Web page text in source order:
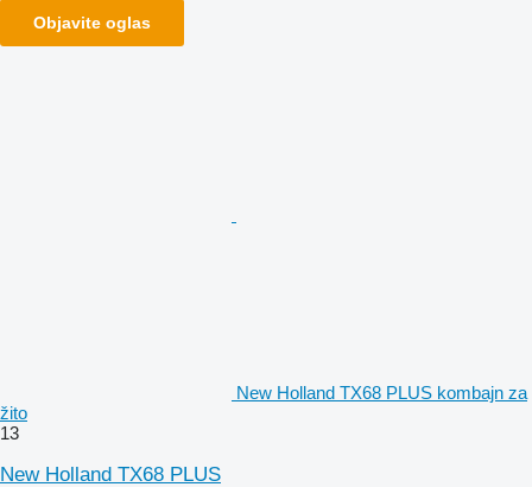
Objavite oglas
New Holland TX68 PLUS kombajn za
žito
13
New Holland TX68 PLUS